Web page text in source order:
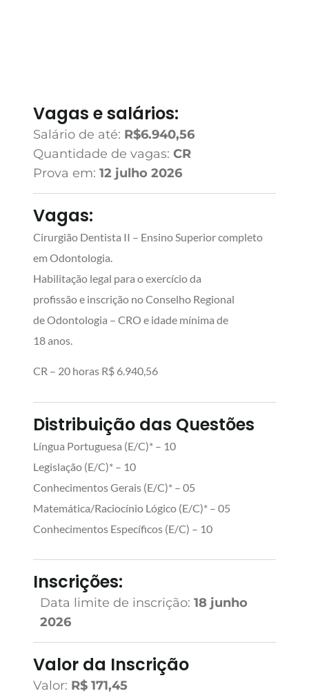
Vagas e salários:
Salário de até: R$6.940,56
Quantidade de vagas: CR
Prova em: 12 julho 2026
Vagas:
Cirurgião Dentista II – Ensino Superior completo
em Odontologia.
Habilitação legal para o exercício da
profissão e inscrição no Conselho Regional
de Odontologia – CRO e idade mínima de
18 anos.
CR – 20 horas R$ 6.940,56
Distribuição das Questões
Língua Portuguesa (E/C)* – 10
Legislação (E/C)* – 10
Conhecimentos Gerais (E/C)* – 05
Matemática/Raciocínio Lógico (E/C)* – 05
Conhecimentos Específicos (E/C) – 10
Inscrições:
Data limite de inscrição: 18 junho
2026
Valor da Inscrição
Valor: R$ 171,45